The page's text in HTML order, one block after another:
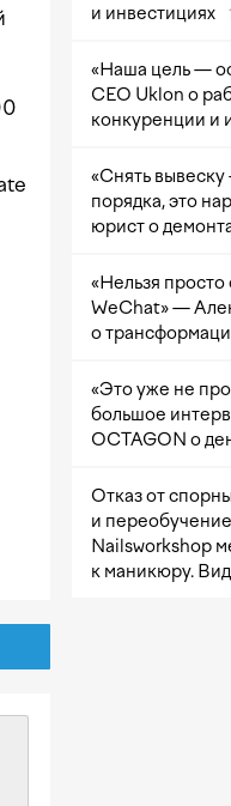
и инвестициях
1
«Наша цель —
CEO Uklon о
конкуренции и
«Снять
порядка, это
юрист о
«Нельзя просто
WeChat» —
о
«Это уже не
большое
OCTAGON о
Отказ от
и
Nailsworkshop
к маникюру.